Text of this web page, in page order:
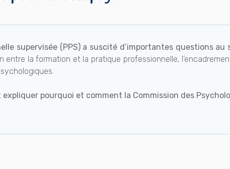
supervisée (PPS) a suscité d’importantes questions au
la formation et la pratique professionnelle,
pourquoi et comment la Commission des